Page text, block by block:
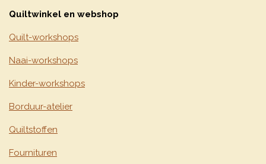
Quiltwinkel en webshop
Quilt-workshops
Naai-workshops
Kinder-workshops
Borduur-atelier
Quiltstoffen
Fournituren